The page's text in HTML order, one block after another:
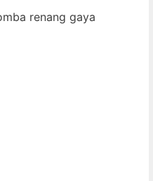
renang gaya